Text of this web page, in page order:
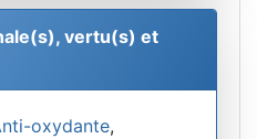
vertu(s) et
oxydante,